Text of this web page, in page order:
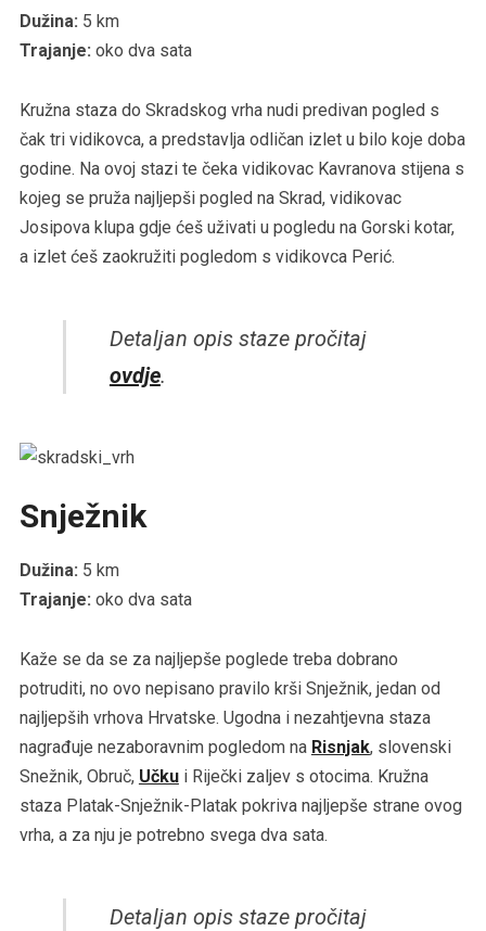
Dužina: 5 km
Trajanje: oko dva sata
Kružna staza do Skradskog vrha nudi predivan pogled s
čak tri vidikovca, a predstavlja odličan izlet u bilo koje doba
godine. Na ovoj stazi te čeka vidikovac Kavranova stijena s
kojeg se pruža najljepši pogled na Skrad, vidikovac
Josipova klupa gdje ćeš uživati u pogledu na Gorski kotar,
a izlet ćeš zaokružiti pogledom s vidikovca Perić.
Detaljan opis staze pročitaj
ovdje.
Snježnik
Dužina: 5 km
Trajanje: oko dva sata
Kaže se da se za najljepše poglede treba dobrano
potruditi, no ovo nepisano pravilo krši Snježnik, jedan od
najljepših vrhova Hrvatske. Ugodna i nezahtjevna staza
nagrađuje nezaboravnim pogledom na Risnjak, slovenski
Snežnik, Obruč, Učkui Riječki zaljev s otocima. Kružna
staza Platak-Snježnik-Platak pokriva najljepše strane ovog
vrha, a za nju je potrebno svega dva sata.
Detaljan opis staze pročitaj